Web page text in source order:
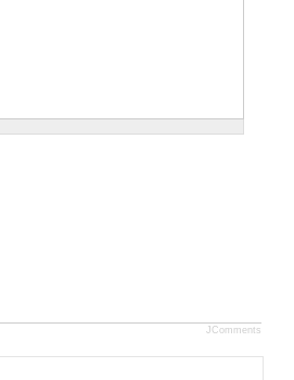
JComments